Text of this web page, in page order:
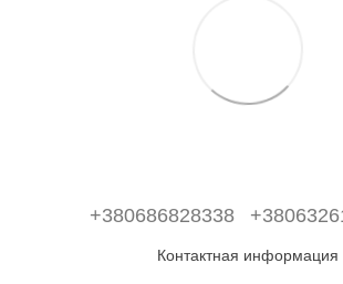
+380686828338
Контактная информация